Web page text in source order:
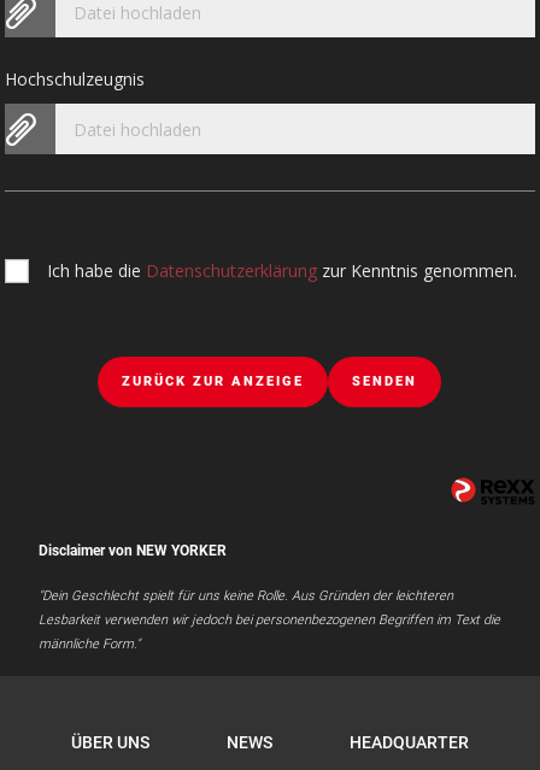
Datei hochladen
Hochschulzeugnis
Datei hochladen
Ich habe die Datenschutzerklärung zur Kenntnis genommen.
ZURÜCK ZUR ANZEIGE SENDEN
Disclaimer von NEW YORKER
"Dein Geschlecht spielt für uns keine Rolle. Aus Gründen der leichteren
Lesbarkeit verwenden wir jedoch bei personenbezogenen Begriffen im Text die
männliche Form."
ÜBER UNS NEWS HEADQUARTER